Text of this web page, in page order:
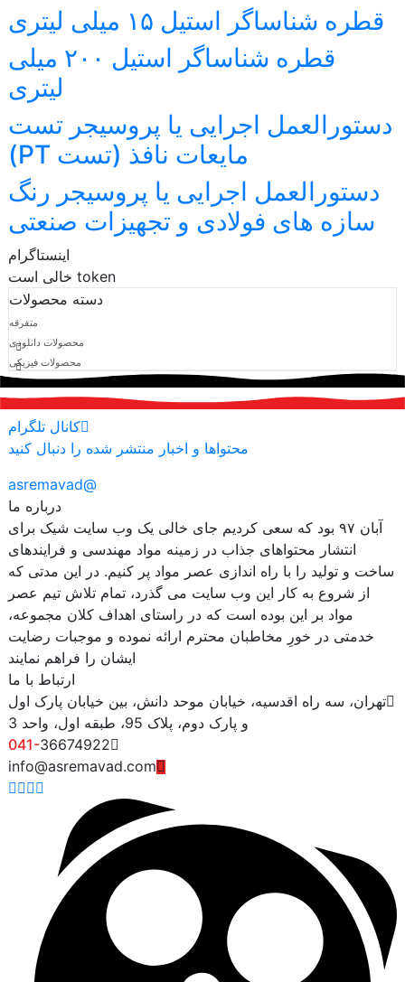
قطره شناساگر استیل ۱۵ میلی لیتری
قطره شناساگر استیل ۲۰۰ میلی
لیتری
دستورالعمل اجرایی یا پروسیجر تست
مایعات نافذ (تست PT)
دستورالعمل اجرایی یا پروسیجر رنگ
سازه های فولادی و تجهیزات صنعتی
اینستاگرام
token خالی است
دسته محصولات
متفرقه
محصولات دانلودی
محصولات فیزیکی
کانال تلگرام
محتواها و اخبار منتشر شده را دنبال کنید
@asremavad
درباره ما
آبان ۹۷ بود که سعی کردیم جای خالی یک وب سایت شیک برای
انتشار محتواهای جذاب در زمینه مواد مهندسی و فرایندهای
ساخت و تولید را با راه اندازی عصر مواد پر کنیم. در این مدتی که
از شروع به کار این وب سایت می گذرد، تمام تلاش تیم عصر
مواد بر این بوده است که در راستای اهداف کلان مجموعه،
خدمتی در خورِ مخاطبان محترم ارائه نموده و موجبات رضایت
ایشان را فراهم نمایند
ارتباط با ما
تهران، سه راه اقدسیه، خیابان موحد دانش، بین خیابان پارک اول
و پارک دوم، پلاک 95، طبقه اول، واحد 3
041-36674922
info@asremavad.com